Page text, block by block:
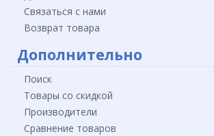
Связаться с нами
Возврат товара
Дополнительно
Поиск
Товары со скидкой
Производители
Сравнение товаров